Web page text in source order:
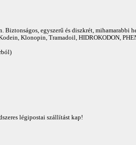
egyszerű és diszkrét,
Klonopin, Tramadoil, HIDROKODON,
légipostai szállítást kap!